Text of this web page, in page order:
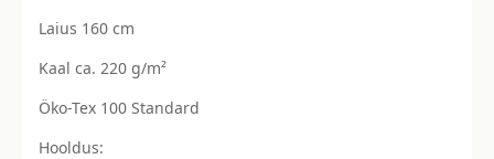
Laius 160 cm
Kaal ca. 220 g/m²
Öko-Tex 100 Standard
Hooldus: